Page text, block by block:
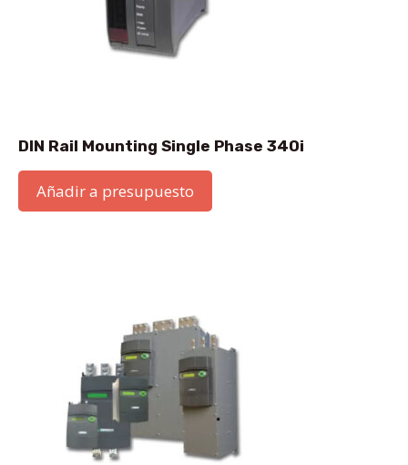
DIN Rail Mounting Single Phase 340i
Añadir a presupuesto